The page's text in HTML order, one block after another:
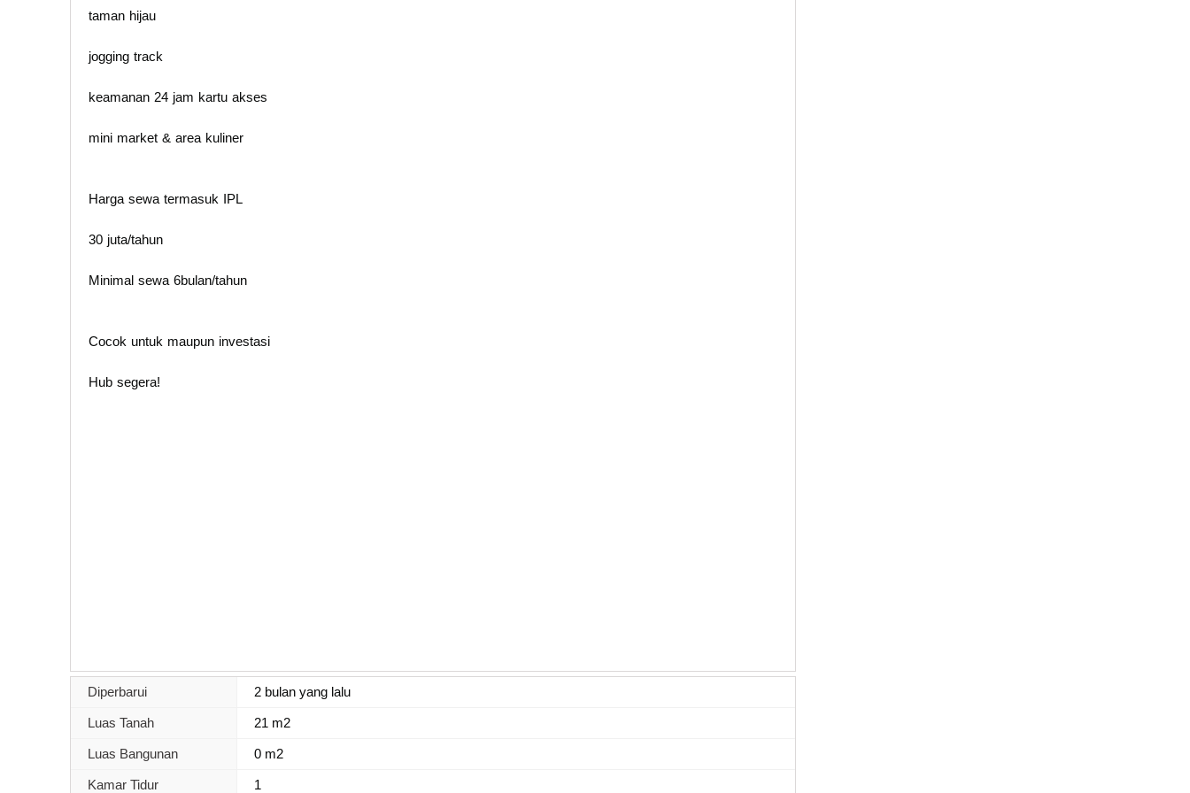
taman hijau
jogging track
keamanan 24 jam kartu akses
mini market & area kuliner
Harga sewa termasuk IPL
30 juta/tahun
Minimal sewa 6bulan/tahun
Cocok untuk maupun investasi
Hub segera!
Diperbarui 2 bulan yang lalu
Luas Tanah 21 m2
Luas Bangunan 0 m2
Kamar Tidur 1